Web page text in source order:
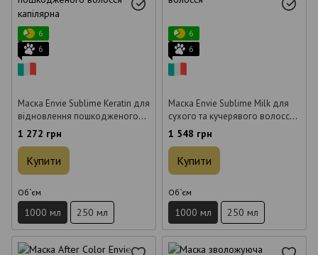
6
6
Маска Envie Sublime Keratin для
відновлення пошкодженого
волосся капілярна 1000 мл
1 272 грн
Купити
Об`єм
1000 мл 250 мл
6
6
Маска Envie Sublime Milk для
сухого та кучерявого волосся
1000 мл
1 548 грн
Купити
Об`єм
1000 мл 250 мл